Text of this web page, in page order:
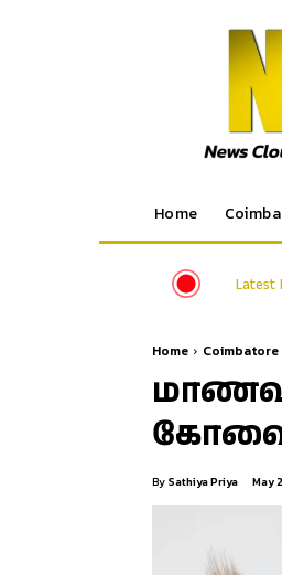
Home
Home Coimbatore
கோவை
By Sathiya Priya May